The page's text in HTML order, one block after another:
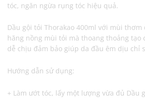
tóc, ngăn ngừa rụng tóc hiệu quả.
Dầu gội tỏi Thorakao 400ml với mùi thơm
hăng nồng mùi tỏi mà thoang thoảng tạo
dễ chịu đảm bảo giúp da đầu êm dịu chỉ
Hướng dẫn sử dụng:
+ Làm ướt tóc, lấy một lượng vừa đủ Dầu